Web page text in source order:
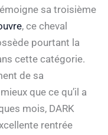
sa troisième
, ce cheval
pourtant la
cette catégorie.
de sa
que ce qu’il a
mois, DARK
rentrée